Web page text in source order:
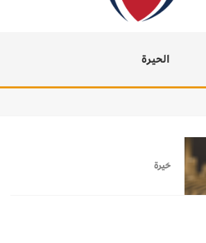
الحيرة
حَيرة